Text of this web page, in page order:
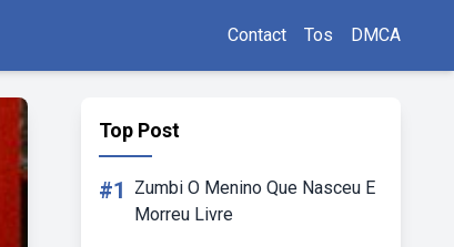
Contact Tos DMCA
Top Post
#1
Zumbi O Menino Que Nasceu E
Morreu Livre